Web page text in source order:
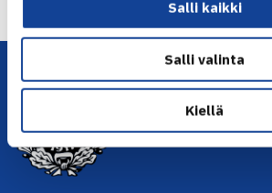
Salli kaikki
Salli valinta
Kiellä